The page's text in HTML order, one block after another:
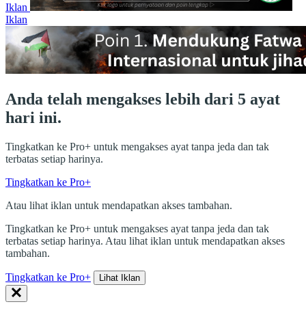
Iklan
Iklan
Anda telah mengakses lebih dari 5 ayat
hari ini.
Tingkatkan ke Pro+ untuk mengakses ayat tanpa jeda dan tak
terbatas setiap harinya.
Tingkatkan ke Pro+
Atau lihat iklan untuk mendapatkan akses tambahan.
Tingkatkan ke Pro+ untuk mengakses ayat tanpa jeda dan tak
terbatas setiap harinya. Atau lihat iklan untuk mendapatkan akses
tambahan.
Tingkatkan ke Pro+ Lihat Iklan